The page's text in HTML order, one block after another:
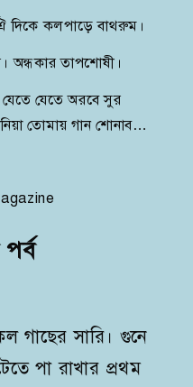
দিকে কলপাড়ে বাথরুম।
অন্ধকার তাপশোষী।
যেতে যেতে অরবে সুর
তোমায় গান শোনাব…
গাছের সারি। গুনে
পা রাখার প্রথম